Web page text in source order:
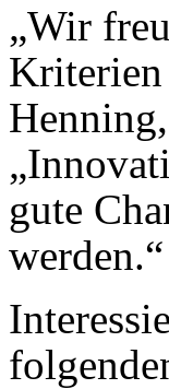
„Wir
Kriterien
gute
werden.“